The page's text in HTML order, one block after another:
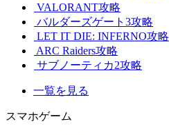
VALORANT攻略
バルダーズゲート3攻略
LET IT DIE: INFERNO攻略
ARC Raiders攻略
サブノーティカ2攻略
一覧を見る
スマホゲーム